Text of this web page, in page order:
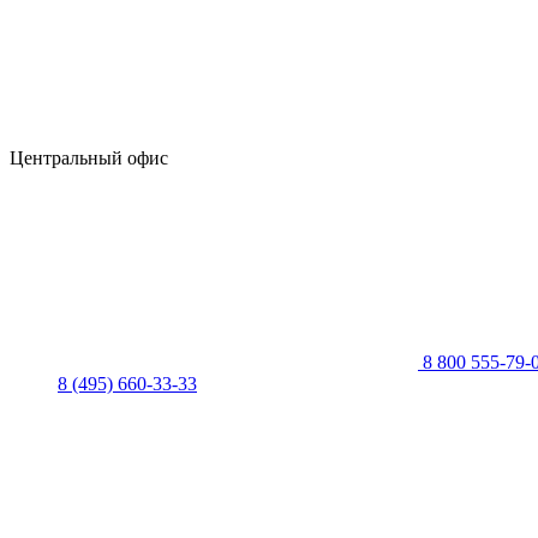
Центральный офис
8 800 555-79-
8 (495) 660-33-33